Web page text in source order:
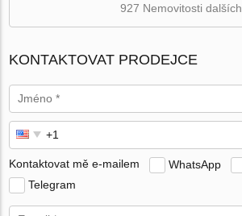
927 Nemovitosti dalších
KONTAKTOVAT PRODEJCE
Kontaktovat mě e-mailem WhatsApp
Telegram